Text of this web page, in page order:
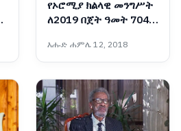
የኦሮሚያ ክልላዊ መንግሥት
ለ2019 በጀት ዓመት 704
እሑድ ሐምሌ 12, 2018